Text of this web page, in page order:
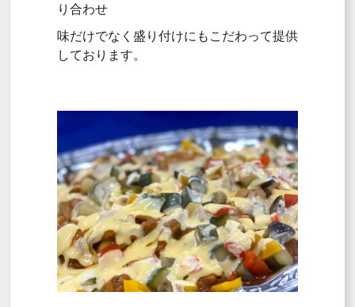
り合わせ
味だけでなく盛り付けにもこだわって提供
しております。